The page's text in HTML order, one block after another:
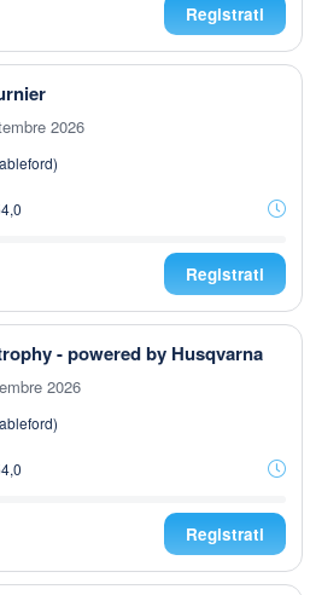
Registrati
2026
Registrati
- powered by Husqvarna
2026
Registrati